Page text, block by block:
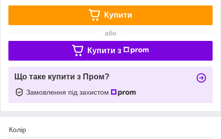
Купити
або
Купити з
Що таке купити з Пром?
Замовлення під захистом
Колір